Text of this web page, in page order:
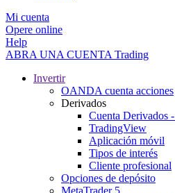
Mi cuenta
Opere online
Help
ABRA UNA CUENTA Trading
Invertir
OANDA cuenta acciones
Derivados
Cuenta Derivados
TradingView
Aplicación móvil
Tipos de interés
Cliente profesional
Opciones de depósito
MetaTrader 5